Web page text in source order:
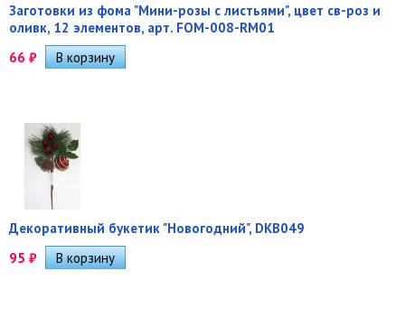
Заготовки из фома "Мини-розы с листьями", цвет св-роз и
оливк, 12 элементов, арт. FOM-008-RM01
66 ₽
Декоративный букетик "Новогодний", DKB049
95 ₽